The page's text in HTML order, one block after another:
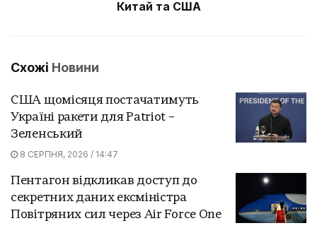
Китай та США
Схожі Новини
США щомісяця постачатимуть
Україні ракети для Patriot –
Зеленський
8 СЕРПНЯ, 2026 / 14:47
Пентагон відкликав доступ до
секретних даних ексміністра
Повітряних сил через Air Force One